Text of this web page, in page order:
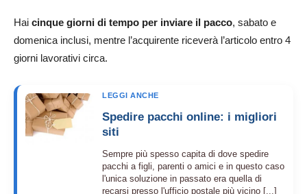
Hai cinque giorni di tempo per inviare il pacco, sabato e
domenica inclusi, mentre l’acquirente riceverà l’articolo entro 4
giorni lavorativi circa.
LEGGI ANCHE
Spedire pacchi online: i migliori
siti
Sempre più spesso capita di dove spedire
pacchi a figli, parenti o amici e in questo caso
l'unica soluzione in passato era quella di
recarsi presso l'ufficio postale più vicino [...]